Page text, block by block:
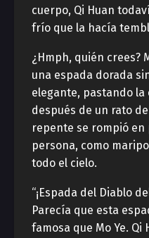
cuerpo, Qi Huan
frío que la hacía
¿Hmph, quién crees?
una espada dorada
elegante, pastando
después de un rato
repente se rompió en
persona, como
todo el cielo.
“¡Espada del Diablo
Parecía que esta
famosa que Mo Ye. Qi